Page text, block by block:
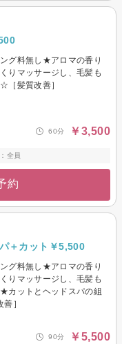
グ料無し★アロマの香り
りマッサージし、毛髪も
［髪質改善］
60分 ￥3,500
全員
約
＋カット￥5,500
グ料無し★アロマの香り
りマッサージし、毛髪も
カットとヘッドスパの組
］
90分 ￥5,500